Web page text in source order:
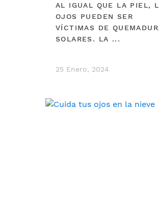
AL IGUAL QUE LA PIEL,
OJOS PUEDEN SER
VÍCTIMAS DE
SOLARES. LA ...
25 Enero, 2024